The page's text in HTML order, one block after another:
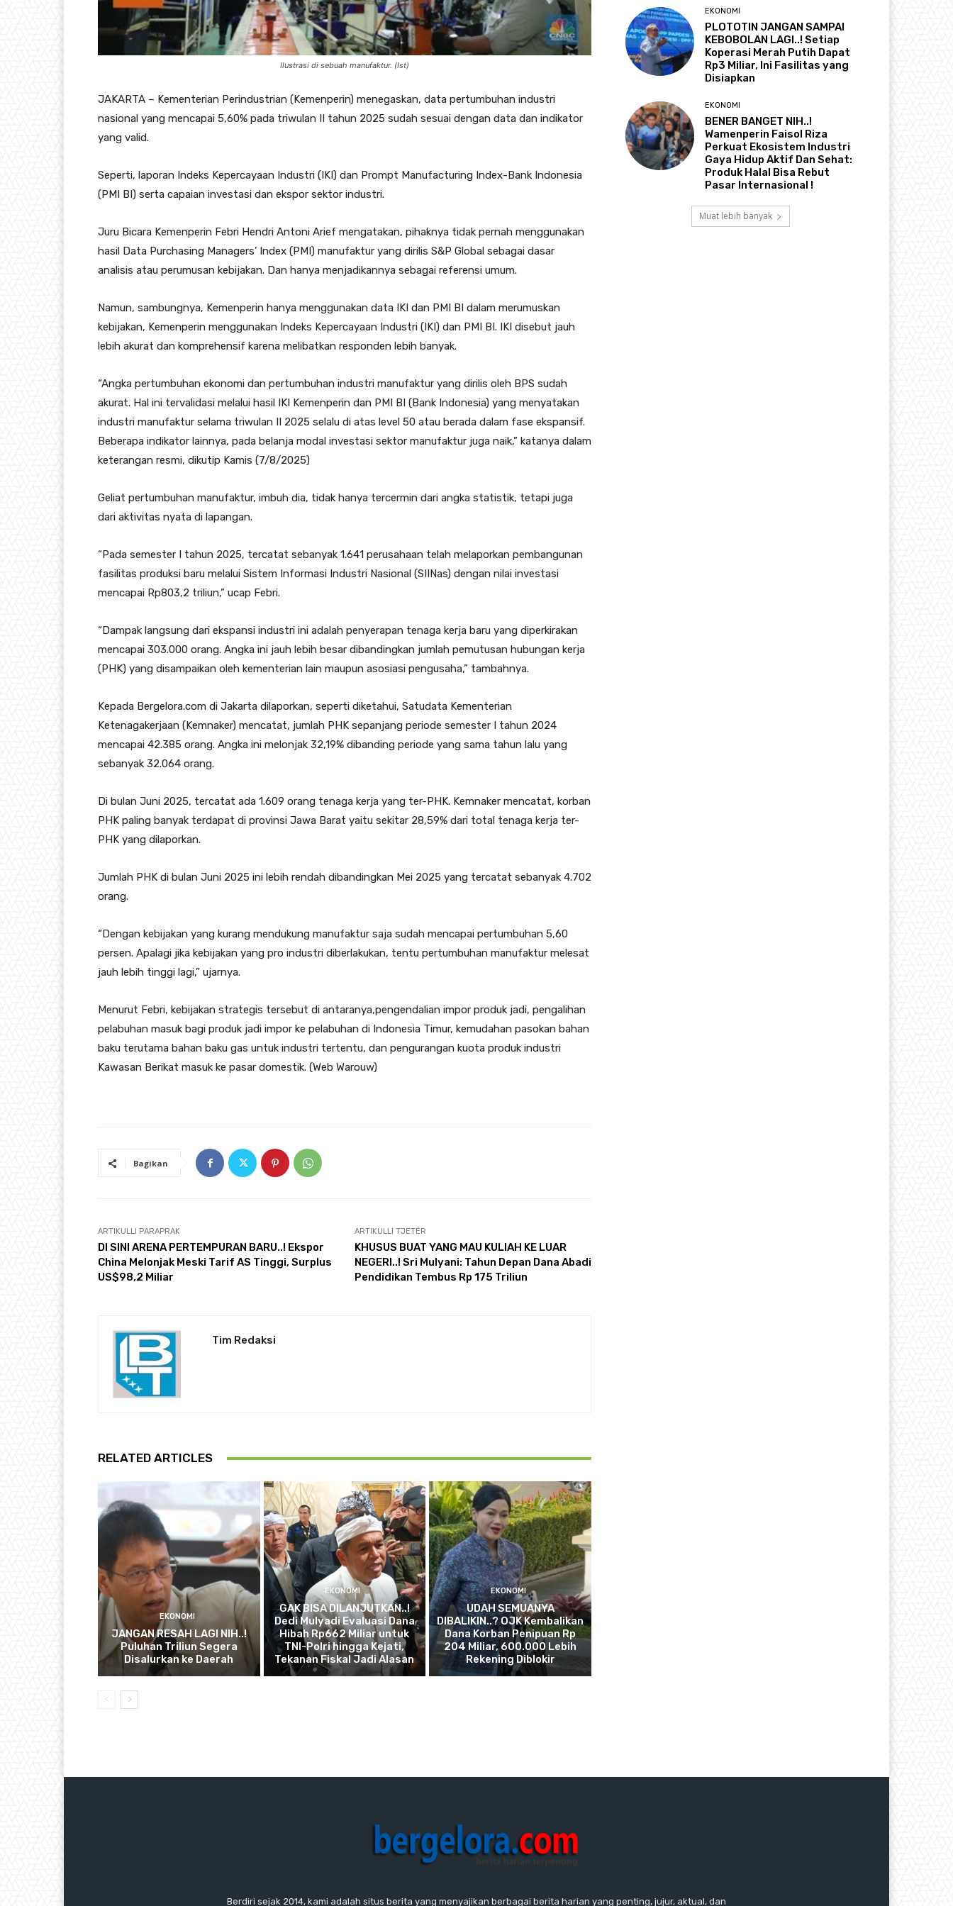
Ilustrasi di sebuah manufaktur. (Ist)
JAKARTA – Kementerian Perindustrian (Kemenperin) menegaskan, data pertumbuhan industri
nasional yang mencapai 5,60% pada triwulan II tahun 2025 sudah sesuai dengan data dan indikator
yang valid.
Seperti, laporan Indeks Kepercayaan Industri (IKI) dan Prompt Manufacturing Index-Bank Indonesia
(PMI BI) serta capaian investasi dan ekspor sektor industri.
Juru Bicara Kemenperin Febri Hendri Antoni Arief mengatakan, pihaknya tidak pernah menggunakan
hasil Data Purchasing Managers’ Index (PMI) manufaktur yang dirilis S&P Global sebagai dasar
analisis atau perumusan kebijakan. Dan hanya menjadikannya sebagai referensi umum.
Namun, sambungnya, Kemenperin hanya menggunakan data IKI dan PMI BI dalam merumuskan
kebijakan, Kemenperin menggunakan Indeks Kepercayaan Industri (IKI) dan PMI BI. IKI disebut jauh
lebih akurat dan komprehensif karena melibatkan responden lebih banyak.
“Angka pertumbuhan ekonomi dan pertumbuhan industri manufaktur yang dirilis oleh BPS sudah
akurat. Hal ini tervalidasi melalui hasil IKI Kemenperin dan PMI BI (Bank Indonesia) yang menyatakan
industri manufaktur selama triwulan II 2025 selalu di atas level 50 atau berada dalam fase ekspansif.
Beberapa indikator lainnya, pada belanja modal investasi sektor manufaktur juga naik,” katanya dalam
keterangan resmi, dikutip Kamis (7/8/2025)
Geliat pertumbuhan manufaktur, imbuh dia, tidak hanya tercermin dari angka statistik, tetapi juga
dari aktivitas nyata di lapangan.
“Pada semester I tahun 2025, tercatat sebanyak 1.641 perusahaan telah melaporkan pembangunan
fasilitas produksi baru melalui Sistem Informasi Industri Nasional (SIINas) dengan nilai investasi
mencapai Rp803,2 triliun,” ucap Febri.
“Dampak langsung dari ekspansi industri ini adalah penyerapan tenaga kerja baru yang diperkirakan
mencapai 303.000 orang. Angka ini jauh lebih besar dibandingkan jumlah pemutusan hubungan kerja
(PHK) yang disampaikan oleh kementerian lain maupun asosiasi pengusaha,” tambahnya.
Kepada Bergelora.com di Jakarta dilaporkan, seperti diketahui, Satudata Kementerian
Ketenagakerjaan (Kemnaker) mencatat, jumlah PHK sepanjang periode semester I tahun 2024
mencapai 42.385 orang. Angka ini melonjak 32,19% dibanding periode yang sama tahun lalu yang
sebanyak 32.064 orang.
Di bulan Juni 2025, tercatat ada 1.609 orang tenaga kerja yang ter-PHK. Kemnaker mencatat, korban
PHK paling banyak terdapat di provinsi Jawa Barat yaitu sekitar 28,59% dari total tenaga kerja ter-
PHK yang dilaporkan.
Jumlah PHK di bulan Juni 2025 ini lebih rendah dibandingkan Mei 2025 yang tercatat sebanyak 4.702
orang.
“Dengan kebijakan yang kurang mendukung manufaktur saja sudah mencapai pertumbuhan 5,60
persen. Apalagi jika kebijakan yang pro industri diberlakukan, tentu pertumbuhan manufaktur melesat
jauh lebih tinggi lagi,” ujarnya.
Menurut Febri, kebijakan strategis tersebut di antaranya,pengendalian impor produk jadi, pengalihan
pelabuhan masuk bagi produk jadi impor ke pelabuhan di Indonesia Timur, kemudahan pasokan bahan
baku terutama bahan baku gas untuk industri tertentu, dan pengurangan kuota produk industri
Kawasan Berikat masuk ke pasar domestik. (Web Warouw)
Bagikan
ARTIKULLI PARAPRAK
DI SINI ARENA PERTEMPURAN BARU..! Ekspor
China Melonjak Meski Tarif AS Tinggi, Surplus
US$98,2 Miliar
ARTIKULLI TJETËR
KHUSUS BUAT YANG MAU KULIAH KE LUAR
NEGERI..! Sri Mulyani: Tahun Depan Dana Abadi
Pendidikan Tembus Rp 175 Triliun
Tim Redaksi
RELATED ARTICLES
EKONOMI
JANGAN RESAH LAGI NIH..!
Puluhan Triliun Segera
Disalurkan ke Daerah
EKONOMI
GAK BISA DILANJUTKAN..!
Dedi Mulyadi Evaluasi Dana
Hibah Rp662 Miliar untuk
TNI-Polri hingga Kejati,
Tekanan Fiskal Jadi Alasan
EKONOMI
UDAH SEMUANYA
DIBALIKIN..? OJK Kembalikan
Dana Korban Penipuan Rp
204 Miliar, 600.000 Lebih
Rekening Diblokir
EKONOMI
PLOTOTIN JANGAN SAMPAI
KEBOBOLAN LAGI..! Setiap
Koperasi Merah Putih Dapat
Rp3 Miliar, Ini Fasilitas yang
Disiapkan
EKONOMI
BENER BANGET NIH..!
Wamenperin Faisol Riza
Perkuat Ekosistem Industri
Gaya Hidup Aktif Dan Sehat:
Produk Halal Bisa Rebut
Pasar Internasional !
Muat lebih banyak
Berdiri sejak 2014, kami adalah situs berita yang menyajikan berbagai berita harian yang penting, jujur, aktual, dan